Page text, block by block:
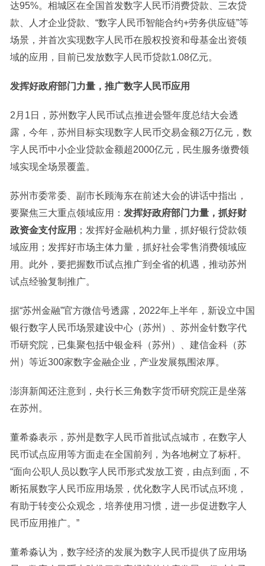
达95%。相城区在全国首发数字人民币消费贷款、三农贷
款、人才企业贷款、“数字人民币智能合约+劳务供应链”等
场景，并首次实现数字人民币在股权投资和母基金出资领
域的应用，目前已发放数字人民币贷款1.08亿元。
发挥好政府部门力量， 推广数字人民币应用
2月1日，苏州数字人民币试点推进会暨年度总结大会透
露，今年，苏州目标实现数字人民币交易金额2万亿元，数
字人民币中小企业贷款金额超2000亿元，民生服务缴费领
域实现全场景覆盖。
苏州市委常委、副市长顾海东在前述大会的讲话中指出，
要聚焦三大重点领域应用： 发挥好政府部门力量，抓好财
政资金支付应用 ；发挥好金融机构力量，抓好银行贷款领
域应用；发挥好市场主体力量，抓好社会零售消费领域应
用。此外，要把握数币试点推广到全省的机遇，推动苏州
试点经验复制推广。
据“苏州金融”官方微信号透露，2022年上半年，新设立中国
银行数字人民币场景建设中心（苏州）、苏州金针数字代
币研究院，已集聚包括中银金科（苏州）、建信金科（苏
州）等近300家数字金融企业，产业发展氛围浓厚。
澎湃新闻还注意到，央行长三角数字货币研究院正是坐落
在苏州。
董希淼表示，苏州是数字人民币首批试点城市，在数字人
民币试点应用等方面走在全国前列，为各地树立了标杆。
“面向公职人员以数字人民币形式发放工资，由点到面，不
断拓展数字人民币应用场景，优化数字人民币试点环境，
有助于转变公众观念，培养使用习惯，进一步促进数字人
民币应用推广。”
董希淼认为，数字经济的发展为数字人民币提供了应用场